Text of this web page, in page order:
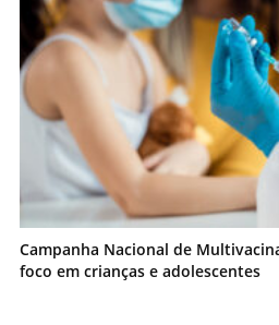
Campanha Nacional de
foco em crianças e adolescentes